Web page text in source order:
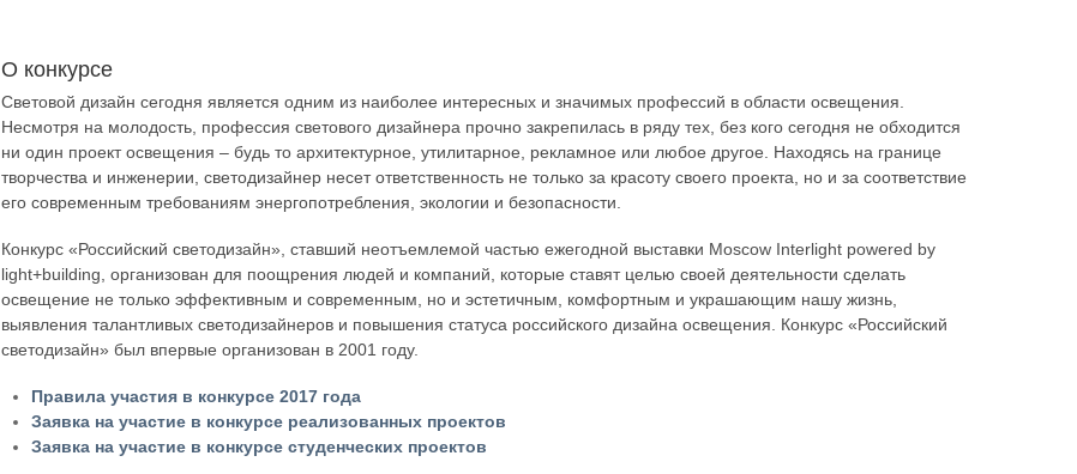
О конкурсе
Световой дизайн сегодня является одним из наиболее интересных и значимых профессий в области освещения.
Несмотря на молодость, профессия светового дизайнера прочно закрепилась в ряду тех, без кого сегодня не обходится
ни один проект освещения – будь то архитектурное, утилитарное, рекламное или любое другое. Находясь на границе
творчества и инженерии, светодизайнер несет ответственность не только за красоту своего проекта, но и за соответствие
его современным требованиям энергопотребления, экологии и безопасности.
Конкурс «Российский светодизайн», ставший неотъемлемой частью ежегодной выставки Moscow Interlight powered by
light+building, организован для поощрения людей и компаний, которые ставят целью своей деятельности сделать
освещение не только эффективным и современным, но и эстетичным, комфортным и украшающим нашу жизнь,
выявления талантливых светодизайнеров и повышения статуса российского дизайна освещения. Конкурс «Российский
светодизайн» был впервые организован в 2001 году.
Правила участия в конкурсе 2017 года
Заявка на участие в конкурсе реализованных проектов
Заявка на участие в конкурсе студенческих проектов